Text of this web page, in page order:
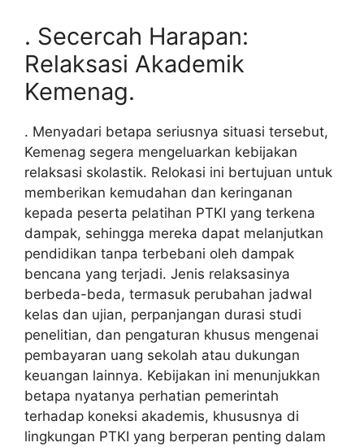
. Secercah Harapan:
Relaksasi Akademik
Kemenag.
. Menyadari betapa seriusnya situasi tersebut,
Kemenag segera mengeluarkan kebijakan
relaksasi skolastik. Relokasi ini bertujuan untuk
memberikan kemudahan dan keringanan
kepada peserta pelatihan PTKI yang terkena
dampak, sehingga mereka dapat melanjutkan
pendidikan tanpa terbebani oleh dampak
bencana yang terjadi. Jenis relaksasinya
berbeda-beda, termasuk perubahan jadwal
kelas dan ujian, perpanjangan durasi studi
penelitian, dan pengaturan khusus mengenai
pembayaran uang sekolah atau dukungan
keuangan lainnya. Kebijakan ini menunjukkan
betapa nyatanya perhatian pemerintah
terhadap koneksi akademis, khususnya di
lingkungan PTKI yang berperan penting dalam